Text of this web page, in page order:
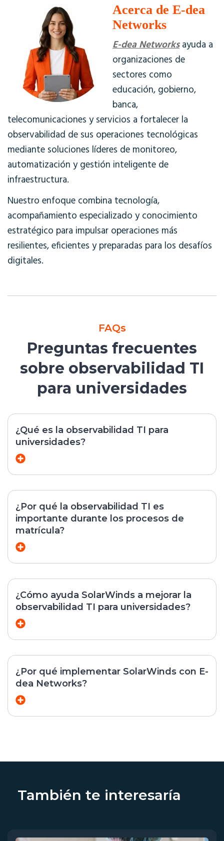
Acerca de E-dea
Networks
E-dea Networks ayuda a
organizaciones de
sectores como
educación, gobierno,
banca,
telecomunicaciones y servicios a fortalecer la
observabilidad de sus operaciones tecnológicas
mediante soluciones líderes de monitoreo,
automatización y gestión inteligente de
infraestructura.
Nuestro enfoque combina tecnología,
acompañamiento especializado y conocimiento
estratégico para impulsar operaciones más
resilientes, eficientes y preparadas para los desafíos
digitales.
FAQs
Preguntas frecuentes
sobre observabilidad TI
para universidades
¿Qué es la observabilidad TI para
universidades?
¿Por qué la observabilidad TI es
importante durante los procesos de
matrícula?
¿Cómo ayuda SolarWinds a mejorar la
observabilidad TI para universidades?
¿Por qué implementar SolarWinds con E-
dea Networks?
También te interesaría